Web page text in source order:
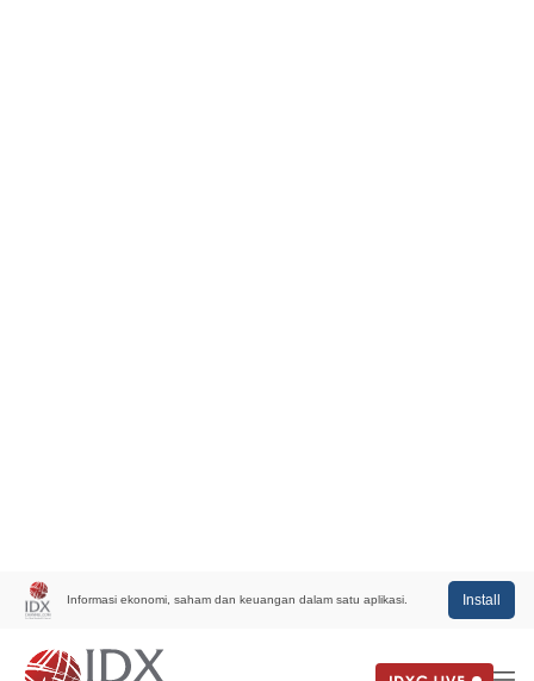
Informasi ekonomi, saham dan keuangan dalam satu aplikasi. Install